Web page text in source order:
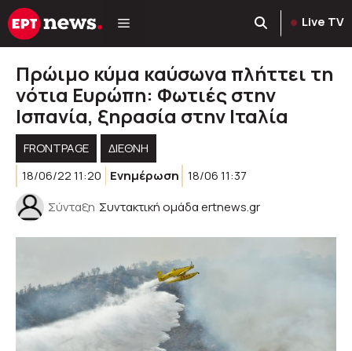
Μετάβαση
σε
Live TV
Πρώιμο κύμα καύσωνα πλήττει τη
νότια Ευρώπη: Φωτιές στην
Ισπανία, ξηρασία στην Ιταλία
FRONTPAGE
ΔΙΕΘΝΗ
18/06/22 11:20
Ενημέρωση 18/06 11:37
Σύνταξη Συντακτική ομάδα ertnews.gr